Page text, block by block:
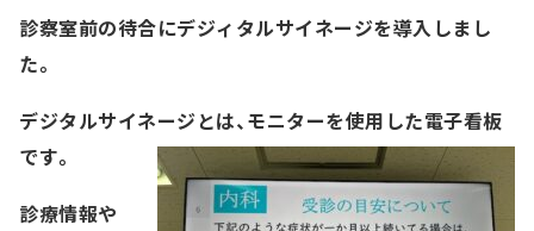
診察室前の待合にデジィタルサイネージを導入しまし
た。
デジタルサイネージとは、モニターを使用した電子看板
です。
診療情報や